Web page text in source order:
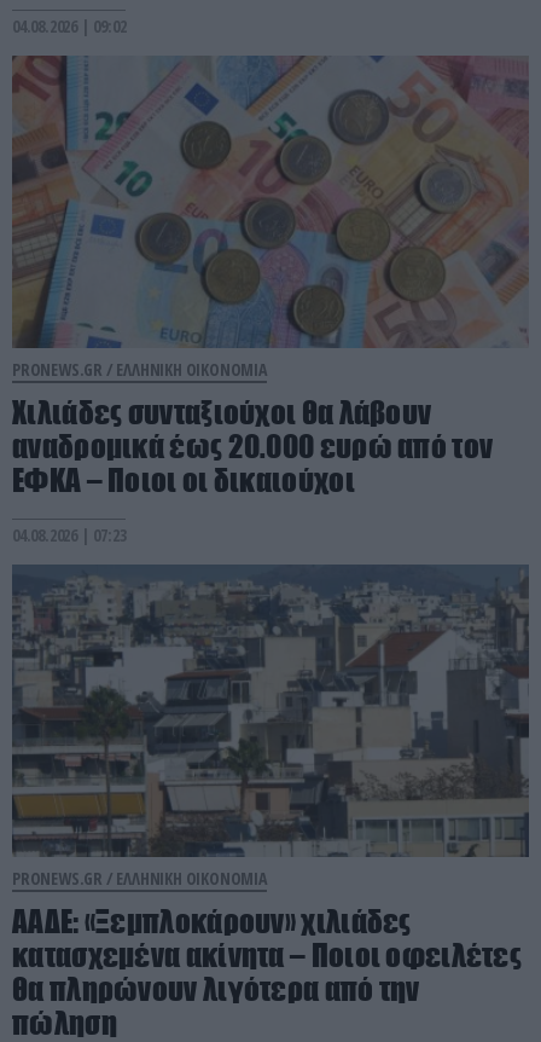
04.08.2026 | 09:02
PRONEWS.GR / ΕΛΛΗΝΙΚΗ ΟΙΚΟΝΟΜΙΑ
Χιλιάδες συνταξιούχοι θα λάβουν
αναδρομικά έως 20.000 ευρώ από τον
ΕΦΚΑ – Ποιοι οι δικαιούχοι
04.08.2026 | 07:23
PRONEWS.GR / ΕΛΛΗΝΙΚΗ ΟΙΚΟΝΟΜΙΑ
ΑΑΔΕ: «Ξεμπλοκάρουν» χιλιάδες
κατασχεμένα ακίνητα – Ποιοι οφειλέτες
θα πληρώνουν λιγότερα από την
πώληση